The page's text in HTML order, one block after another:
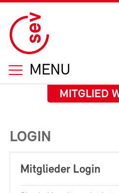
MENU
MITGLIED
LOGIN
Mitglieder Login